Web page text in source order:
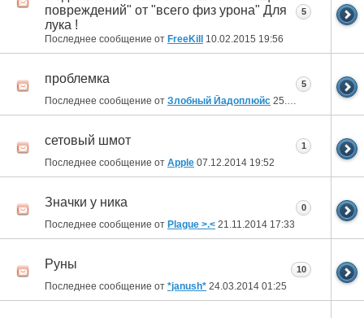
повреждений" от "всего физ урона" Для
лука !
Последнее сообщение от FreeKill 10.02.2015 19:56
5
проблемка
Последнее сообщение от Злобный Йадоплюйс 25.12.2014 10:14
5
сетовый шмот
Последнее сообщение от Apple 07.12.2014 19:52
1
Значки у ника
Последнее сообщение от Plague >.< 21.11.2014 17:33
0
Руны
Последнее сообщение от *janush* 24.03.2014 01:25
10